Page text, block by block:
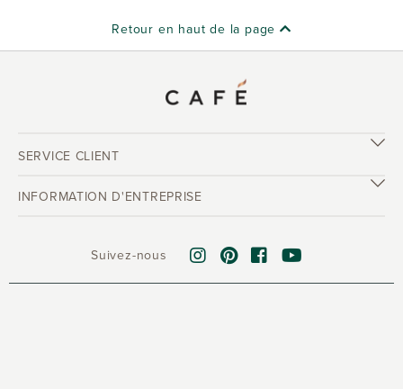
Retour en haut de la page
SERVICE CLIENT
INFORMATION D'ENTREPRISE
Suivez-nous